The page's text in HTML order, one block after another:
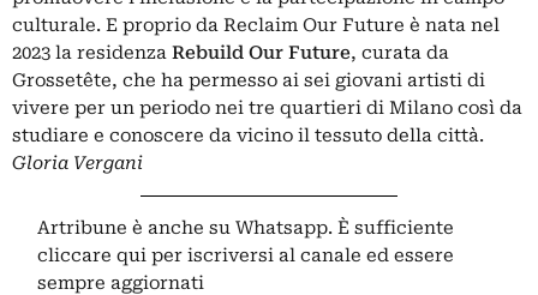
culturale. E proprio da Reclaim Our Future è nata nel
2023 la residenza Rebuild Our Future, curata da
Grossetête, che ha permesso ai sei giovani artisti di
vivere per un periodo nei tre quartieri di Milano così da
studiare e conoscere da vicino il tessuto della città.
Gloria Vergani
Artribune è anche su Whatsapp. È sufficiente
cliccare qui per iscriversi al canale ed essere
sempre aggiornati